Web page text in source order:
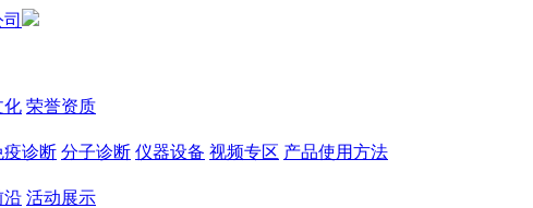
化 荣誉资质
疫诊断 分子诊断 仪器设备 视频专区 产品使用方法
沿 活动展示